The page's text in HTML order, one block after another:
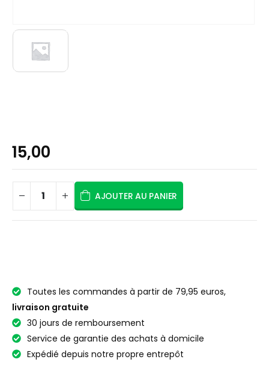
15,00
AJOUTER AU PANIER
Toutes les commandes à partir de 79,95 euros,
livraison gratuite
30 jours de remboursement
Service de garantie des achats à domicile
Expédié depuis notre propre entrepôt